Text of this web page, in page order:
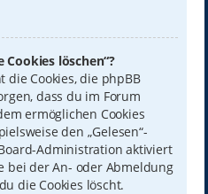
löschen“?
die Cookies, die phpBB
dass du im Forum
ermöglichen Cookies
den „Gelesen“-
Administration aktiviert
bei der An- oder Abmeldung
die Cookies löscht.